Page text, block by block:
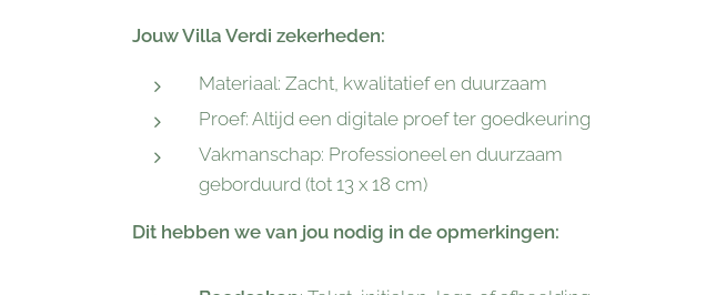
Jouw Villa Verdi zekerheden:
Materiaal: Zacht, kwalitatief en duurzaam
Proef: Altijd een digitale proef ter goedkeuring
Vakmanschap: Professioneel en duurzaam
geborduurd (tot 13 x 18 cm)
Dit hebben we van jou nodig in de opmerkingen: